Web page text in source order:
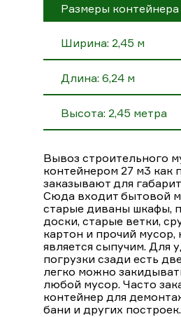
Размеры контейнера
Ширина: 2,45 м
Длина: 6,24 м
Высота: 2,45 метра
Вывоз строительного
контейнером 27 м3 как
заказывают для
Сюда входит бытовой
старые диваны шкафы,
доски, старые ветки,
картон и прочий мусор,
является сыпучим. Для
погрузки сзади есть
легко можно
любой мусор. Часто
контейнер для
бани и других построек.